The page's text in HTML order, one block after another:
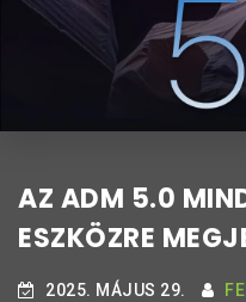
AZ ADM 5.0
ESZKÖZRE
2025. MÁJUS 29.